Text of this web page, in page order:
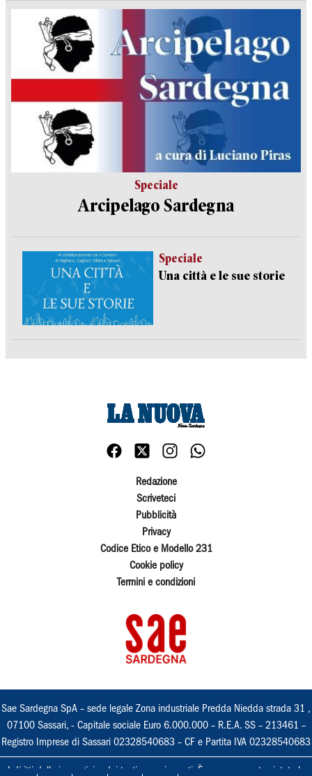
Speciale
Arcipelago Sardegna
Speciale
Una città e le sue storie
Redazione
Scriveteci
Pubblicità
Privacy
Codice Etico e Modello 231
Cookie policy
Termini e condizioni
Sae Sardegna SpA – sede legale Zona industriale Predda Niedda strada 31 ,
07100 Sassari, - Capitale sociale Euro 6.000.000 – R.E.A. SS – 213461 –
Registro Imprese di Sassari 02328540683 – CF e Partita IVA 02328540683
I diritti delle immagini e dei testi sono riservati. È espressamente vietata la